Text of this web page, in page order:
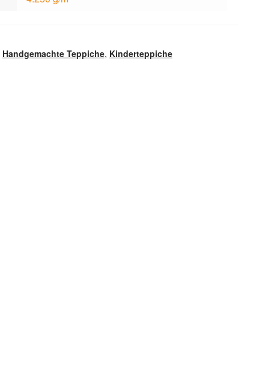
Handgemachte Teppiche, Kinderteppiche